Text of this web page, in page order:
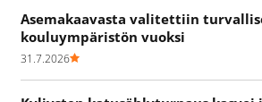
Asemakaavasta valitettiin
kouluympäristön vuoksi
31.7.2026